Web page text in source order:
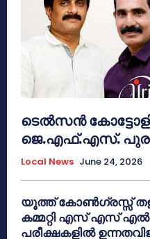
ടെൽസൻ
ജെ.എഫ്.എസ്.
Local News June 24, 2026
യൂത്ത് കോൺഗ്രസ്സ്
കമ്മറ്റി എസ് എസ്
പരീക്ഷകളിൽ